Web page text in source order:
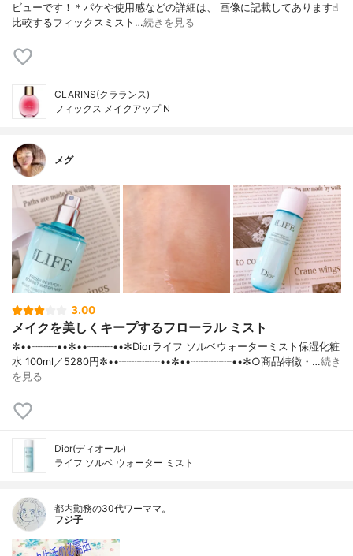
ビューです！＊パケや使用感などの詳細は、 画像に記載してあります☝︎
比較するフィックスミスト…続きを見る
CLARINS(クラランス)
フィックス メイクアップ N
メグ
3.00
メイクを美しくキープするフローラル ミスト
✼••┈┈┈┈••✼••┈┈┈┈••✼Diorライフ ソルベウォーターミスト保湿化粧
水 100ml／5280円✼••┈┈┈┈••✼••┈┈┈┈••✼○商品特徴・…続き
を見る
Dior(ディオール)
ライフ ソルベ ウォーター ミスト
都内勤務の30代ワーママ。
フジ子